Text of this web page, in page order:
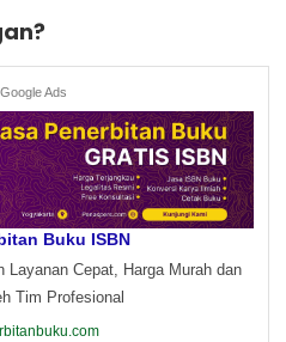
Ads
Buku ISBN
Layanan Cepat, Harga Murah dan
Tim Profesional